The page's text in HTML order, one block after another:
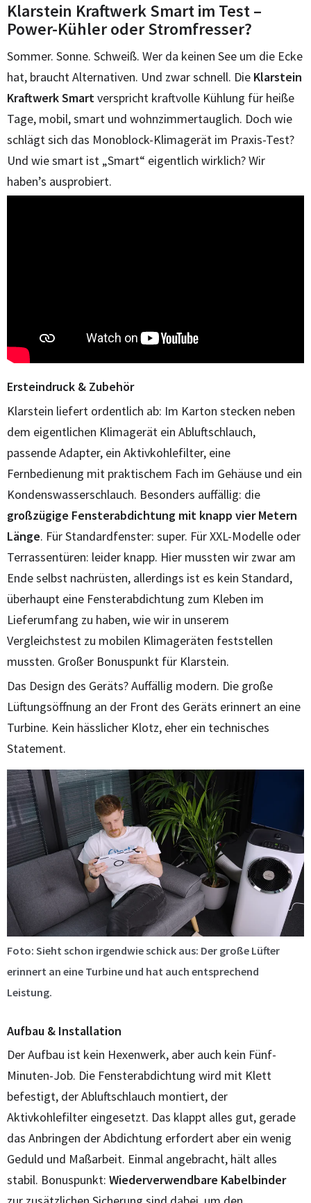
Klarstein Kraftwerk Smart im Test –
Power-Kühler oder Stromfresser?
Sommer. Sonne. Schweiß. Wer da keinen See um die Ecke
hat, braucht Alternativen. Und zwar schnell. Die Klarstein
Kraftwerk Smart verspricht kraftvolle Kühlung für heiße
Tage, mobil, smart und wohnzimmertauglich. Doch wie
schlägt sich das Monoblock-Klimagerät im Praxis-Test?
Und wie smart ist „Smart“ eigentlich wirklich? Wir
haben’s ausprobiert.
Ersteindruck & Zubehör
Klarstein liefert ordentlich ab: Im Karton stecken neben
dem eigentlichen Klimagerät ein Abluftschlauch,
passende Adapter, ein Aktivkohlefilter, eine
Fernbedienung mit praktischem Fach im Gehäuse und ein
Kondenswasserschlauch. Besonders auffällig: die
großzügige Fensterabdichtung mit knapp vier Metern
Länge. Für Standardfenster: super. Für XXL-Modelle oder
Terrassentüren: leider knapp. Hier mussten wir zwar am
Ende selbst nachrüsten, allerdings ist es kein Standard,
überhaupt eine Fensterabdichtung zum Kleben im
Lieferumfang zu haben, wie wir in unserem
Vergleichstest zu mobilen Klimageräten feststellen
mussten. Großer Bonuspunkt für Klarstein.
Das Design des Geräts? Auffällig modern. Die große
Lüftungsöffnung an der Front des Geräts erinnert an eine
Turbine. Kein hässlicher Klotz, eher ein technisches
Statement.
Foto: Sieht schon irgendwie schick aus: Der große Lüfter
erinnert an eine Turbine und hat auch entsprechend
Leistung.
Aufbau & Installation
Der Aufbau ist kein Hexenwerk, aber auch kein Fünf-
Minuten-Job. Die Fensterabdichtung wird mit Klett
befestigt, der Abluftschlauch montiert, der
Aktivkohlefilter eingesetzt. Das klappt alles gut, gerade
das Anbringen der Abdichtung erfordert aber ein wenig
Geduld und Maßarbeit. Einmal angebracht, hält alles
stabil. Bonuspunkt: Wiederverwendbare Kabelbinder